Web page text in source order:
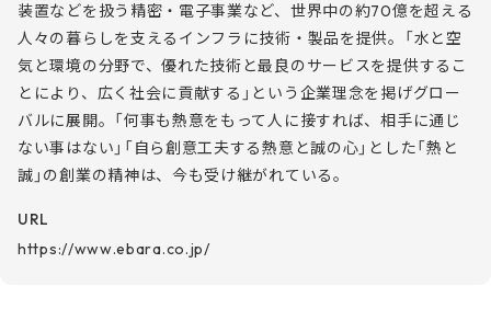
装置などを扱う精密・電子事業など、世界中の約70億を超える
人々の暮らしを支えるインフラに技術・製品を提供。「水と空
気と環境の分野で、優れた技術と最良のサービスを提供するこ
とにより、広く社会に貢献する」という企業理念を掲げグロー
バルに展開。「何事も熱意をもって人に接すれば、相手に通じ
ない事はない」「自ら創意工夫する熱意と誠の心」とした「熱と
誠」の創業の精神は、今も受け継がれている。
URL
https://www.ebara.co.jp/